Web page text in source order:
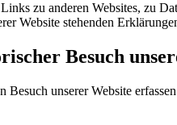
zu anderen Websites, zu
Website stehenden
Besuch
Besuch unserer Website